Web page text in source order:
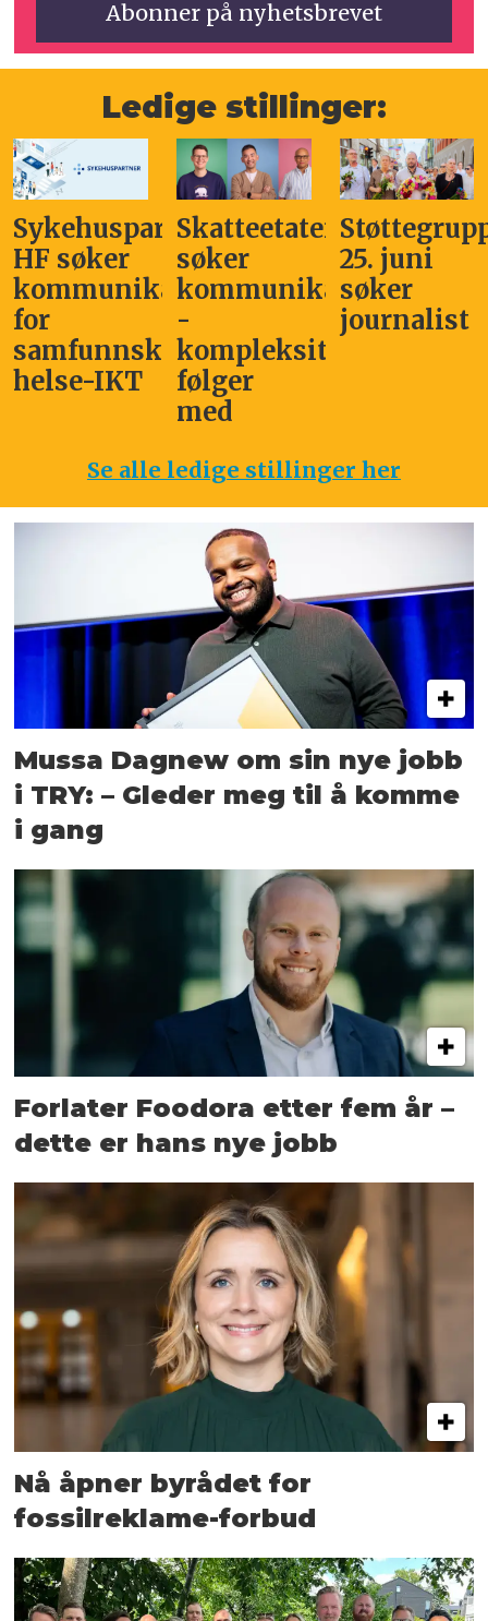
Ledige stillinger:
Sykehuspartner
HF søker
kommunikasjonssjef
for
samfunnskritisk
helse-IKT
Skatteetaten
søker
kommunikasjonsleder
-
kompleksitet
følger
med
25. juni
søker
journalist
Se alle ledige stillinger her
Mussa Dagnew om sin nye jobb
i TRY: – Gleder meg til å komme
i gang
Forlater Foodora etter fem år –
dette er hans nye jobb
Nå åpner byrådet for
fossilreklame-forbud